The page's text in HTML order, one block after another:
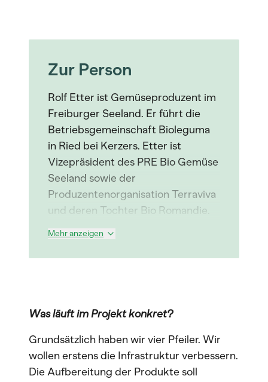
Zur Person
Rolf Etter ist Gemüseproduzent im
Freiburger Seeland. Er führt die
Betriebsgemeinschaft Bioleguma
in Ried bei Kerzers. Etter ist
Vizepräsident des PRE Bio Gemüse
Seeland sowie der
Produzentenorganisation Terraviva
und deren Tochter Bio Romandie.
Mehr anzeigen
Was läuft im Projekt konkret?
Grundsätzlich haben wir vier Pfeiler. Wir
wollen erstens die Infrastruktur verbessern.
Die Aufbereitung der Produkte soll